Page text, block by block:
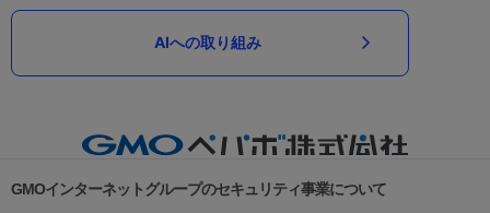
AIへの取り組み
GMOインターネットグループのセキュリティ事業について